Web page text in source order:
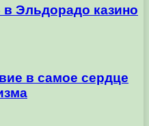
Эльдорадо казино
в самое сердце